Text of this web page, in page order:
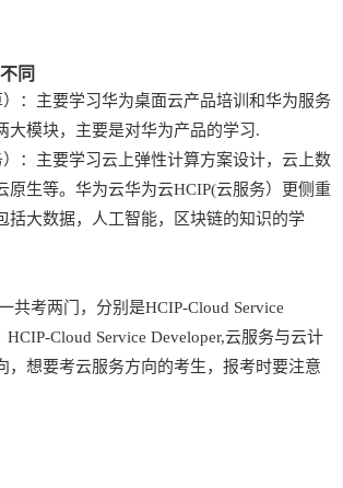
同
：主要学习华为桌面云产品培训和华为服务
大模块，主要是对华为产品的学习.
：主要学习云上弹性计算方案设计，云上数
原生等。华为云华为云HCIP(云服务）更侧重
括大数据，人工智能，区块链的知识的学
共考两门，分别是HCIP-Cloud Service
HCIP-Cloud Service Developer,云服务与云计
，想要考云服务方向的考生，报考时要注意